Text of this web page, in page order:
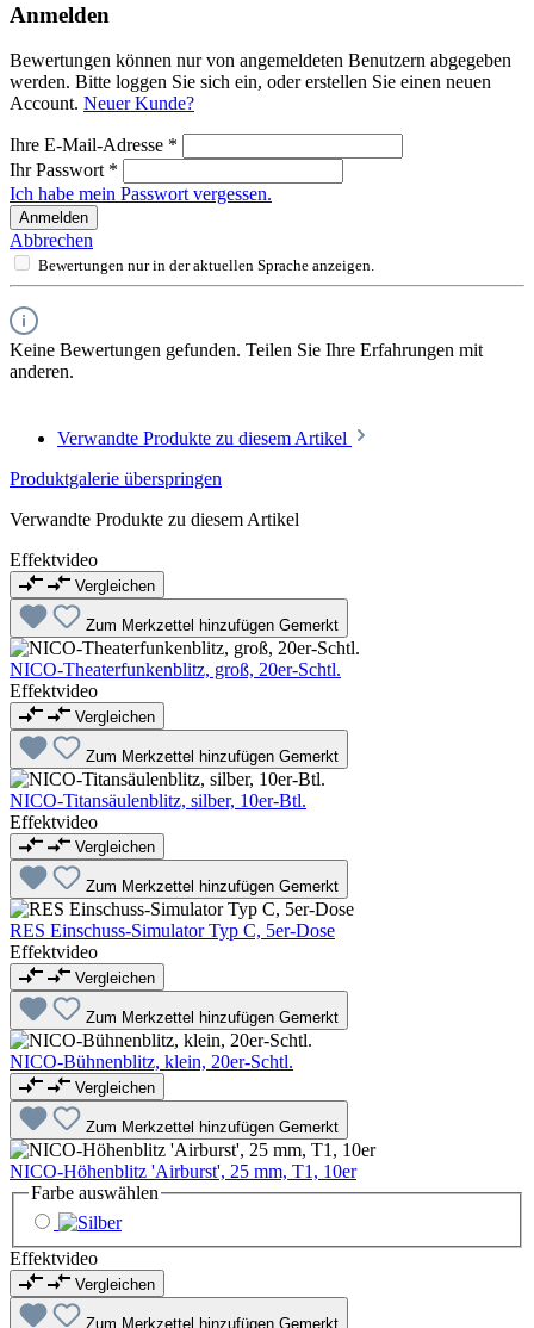
Anmelden
Bewertungen können nur von angemeldeten Benutzern abgegeben
werden. Bitte loggen Sie sich ein, oder erstellen Sie einen neuen
Account. Neuer Kunde?
Ihre E-Mail-Adresse *
Ihr Passwort *
Ich habe mein Passwort vergessen.
Anmelden
Abbrechen
Bewertungen nur in der aktuellen Sprache anzeigen.
Keine Bewertungen gefunden. Teilen Sie Ihre Erfahrungen mit
anderen.
Verwandte Produkte zu diesem Artikel
Produktgalerie überspringen
Verwandte Produkte zu diesem Artikel
Effektvideo
Vergleichen
Zum Merkzettel hinzufügen Gemerkt
NICO-Theaterfunkenblitz, groß, 20er-Schtl.
Effektvideo
Vergleichen
Zum Merkzettel hinzufügen Gemerkt
NICO-Titansäulenblitz, silber, 10er-Btl.
Effektvideo
Vergleichen
Zum Merkzettel hinzufügen Gemerkt
RES Einschuss-Simulator Typ C, 5er-Dose
Effektvideo
Vergleichen
Zum Merkzettel hinzufügen Gemerkt
NICO-Bühnenblitz, klein, 20er-Schtl.
Vergleichen
Zum Merkzettel hinzufügen Gemerkt
NICO-Höhenblitz 'Airburst', 25 mm, T1, 10er
Farbe auswählen
Effektvideo
Vergleichen
Zum Merkzettel hinzufügen Gemerkt